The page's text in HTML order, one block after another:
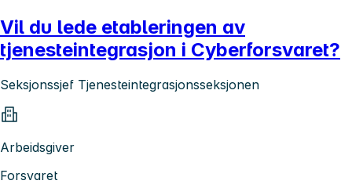
Vil du lede etableringen av
tjenesteintegrasjon i Cyberforsvaret?
Seksjonssjef Tjenesteintegrasjonsseksjonen
Arbeidsgiver
Forsvaret